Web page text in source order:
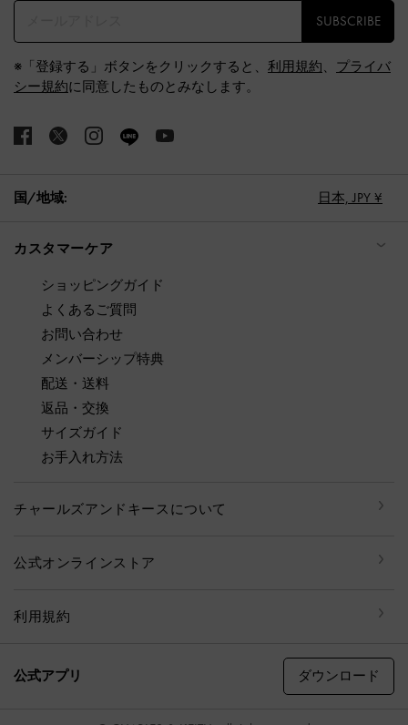
SUBSCRIBE
※「登録する」ボタンをクリックすると、 利用規約、 プライバ
シー規約に同意したものとみなします。
国/地域: 日本, JPY ¥
カスタマーケア
ショッピングガイド
よくあるご質問
お問い合わせ
メンバーシップ特典
配送・送料
返品・交換
サイズガイド
お手入れ方法
チャールズアンドキースについて
公式オンラインストア
利用規約
公式アプリ ダウンロード